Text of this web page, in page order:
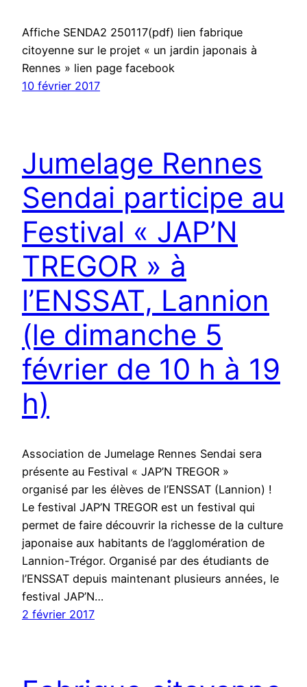
Affiche SENDA2 250117(pdf) lien fabrique
citoyenne sur le projet « un jardin japonais à
Rennes » lien page facebook
10 février 2017
Jumelage Rennes
Sendai participe au
Festival « JAP’N
TREGOR » à
l’ENSSAT, Lannion
(le dimanche 5
février de 10 h à 19
h)
Association de Jumelage Rennes Sendai sera
présente au Festival « JAP’N TREGOR »
organisé par les élèves de l’ENSSAT (Lannion) !
Le festival JAP’N TREGOR est un festival qui
permet de faire découvrir la richesse de la culture
japonaise aux habitants de l’agglomération de
Lannion-Trégor. Organisé par des étudiants de
l’ENSSAT depuis maintenant plusieurs années, le
festival JAP’N…
2 février 2017